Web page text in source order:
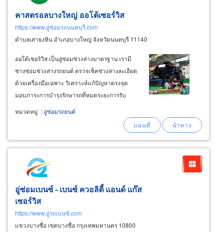
คาสตรอลบางใหญ่ ออโต้เซอร์วิส
https://www.อู่ซ่อมรถนนทบุรี.com
ตำบลเสาธงหิน อำเภอบางใหญ่ จังหวัดนนทบุรี 11140
ออโต้เซอร์วิส เป็นอู่ซ่อมช่วงล่างมาตรฐาน เรามี
ช่างซ่อมช่วงล่างรถยนต์ ตรวจเช็คช่วงล่างละเอียด
ด้วยเครื่องมือเฉพาะ วิเคราะห์แก้ปัญหาตรงจุด
มอบภาระการบำรุงรักษารถที่หมดระยะการรับ
ประกันรถใหม่จากศูนย์รถยนต์ ให้ศูนย์คาสตรอ
ลบางใหญ่ ออโต้เซอร์วิส เป็นผู้ดูแลตามคู่มือบำรุง
service
หมวดหมู่ : อู่ซ่อมรถยนต์
อู่ซ่อมเบนซ์ - เบนซ์ ควอลิตี้ แอนด์ แก๊ส
เซอร์วิส
https://www.อู่รถเบนซ์.com
แขวงบางซื่อ เขตบางซื่อ กรุงเทพมหานคร 10800